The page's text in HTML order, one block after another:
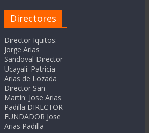
Directores
Director Iquitos:
Jorge Arias
Sandoval Director
Ucayali: Patricia
Arias de Lozada
Director San
Martín: Jose Arias
Padilla DIRECTOR
FUNDADOR Jose
Arias Padilla